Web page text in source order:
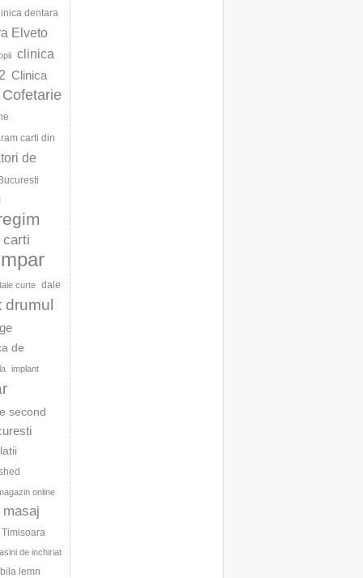
dentara
Elveto
clinica
Clinica
Cofetarie
carti din
de
carti
curte dale
drumul
de
implant
second
online
masaj
de inchiriat
lemn